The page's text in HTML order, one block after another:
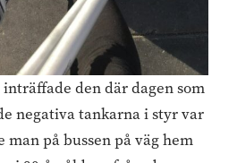
den där dagen som
negativa tankarna i styr var
på bussen på väg hem